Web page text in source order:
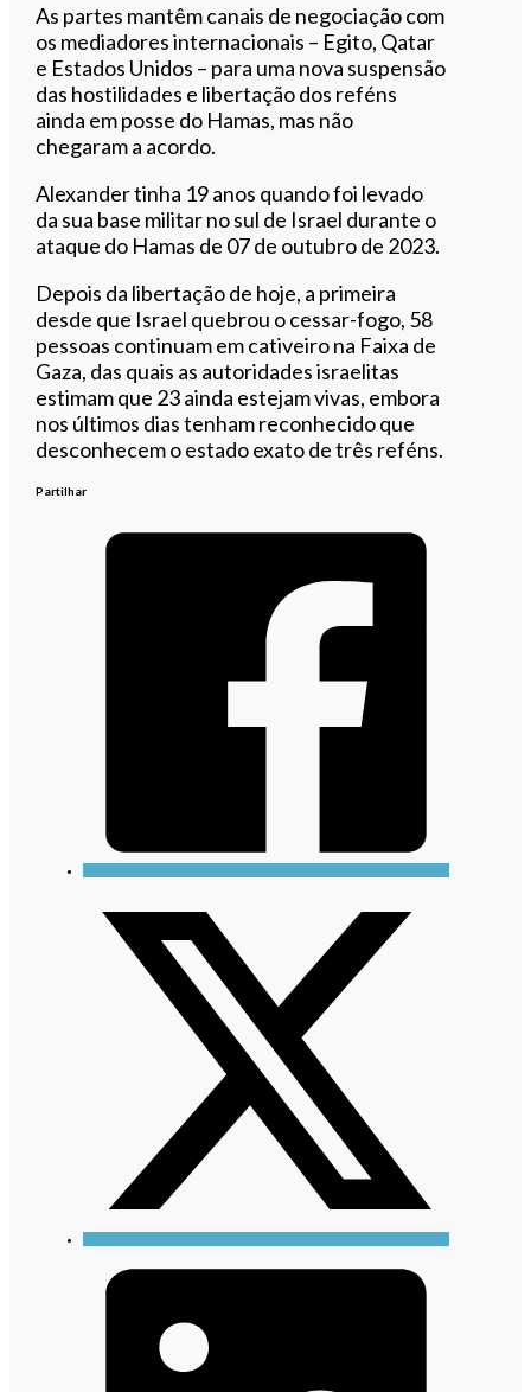
As partes mantêm canais de negociação com
os mediadores internacionais – Egito, Qatar
e Estados Unidos – para uma nova suspensão
das hostilidades e libertação dos reféns
ainda em posse do Hamas, mas não
chegaram a acordo.
Alexander tinha 19 anos quando foi levado
da sua base militar no sul de Israel durante o
ataque do Hamas de 07 de outubro de 2023.
Depois da libertação de hoje, a primeira
desde que Israel quebrou o cessar-fogo, 58
pessoas continuam em cativeiro na Faixa de
Gaza, das quais as autoridades israelitas
estimam que 23 ainda estejam vivas, embora
nos últimos dias tenham reconhecido que
desconhecem o estado exato de três reféns.
Partilhar